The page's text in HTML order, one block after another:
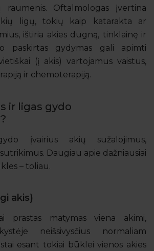
raumenis. Oftalmologas įvertina
ligų, tokių kaip katarakta ar
ištiria akies dugną, tinklainę ir
paskirtas gydymas gali apimti
(į akis) vartojamus vaistus,
ir chemoterapiją.
ir ligas gydo
įvairius akių sužalojimus,
Daugiau apie dažniausiai
– toliau.
akis)
prastas matymas viena akimi,
neišsivysčius normaliam
esant tokiai būklei vienos akies